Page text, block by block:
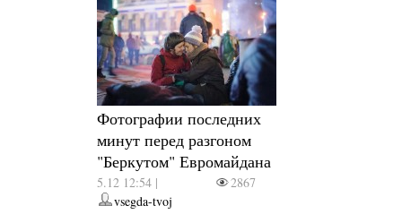
Фотографии последних
минут перед разгоном
"Беркутом" Евромайдана
5.12 12:54 |
2867
vsegda-tvoj